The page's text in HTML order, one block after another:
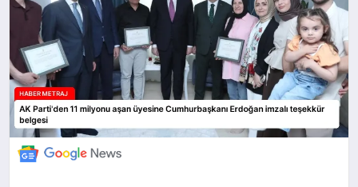
SAĞLIK
EĞİTİM